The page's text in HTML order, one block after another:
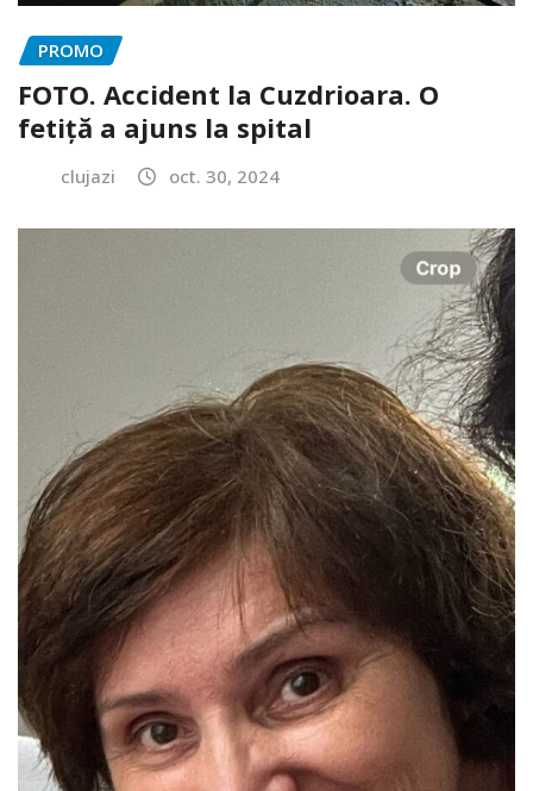
PROMO
FOTO. Accident la Cuzdrioara. O
fetiță a ajuns la spital
clujazi oct. 30, 2024